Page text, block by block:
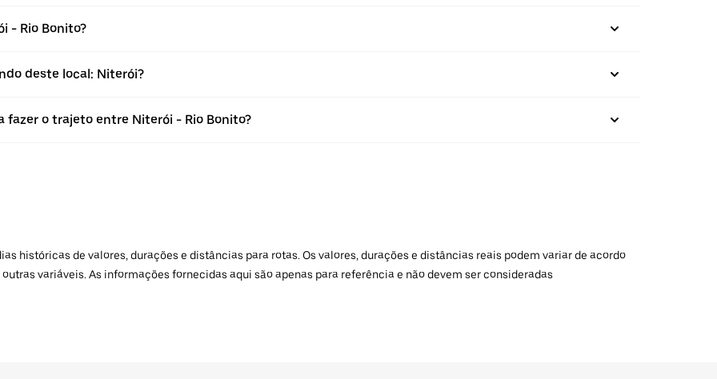
- Rio Bonito?
deste local: Niterói?
fazer o trajeto entre Niterói - Rio Bonito?
históricas de valores, durações e distâncias para rotas. Os valores, durações e distâncias reais podem variar de acordo
variáveis. As informações fornecidas aqui são apenas para referência e não devem ser consideradas